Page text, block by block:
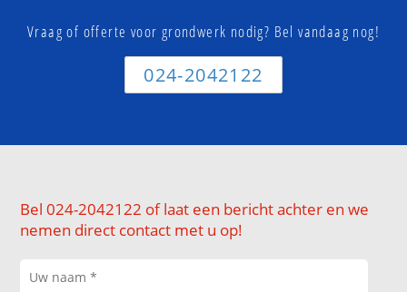
Vraag of offerte voor grondwerk nodig? Bel vandaag nog!
024-2042122
Bel 024-2042122 of laat een bericht achter en we
nemen direct contact met u op!